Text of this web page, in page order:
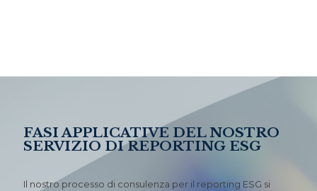
FASI APPLICATIVE DEL NOSTRO
SERVIZIO DI REPORTING ESG
Il nostro processo di consulenza per il reporting ESG si